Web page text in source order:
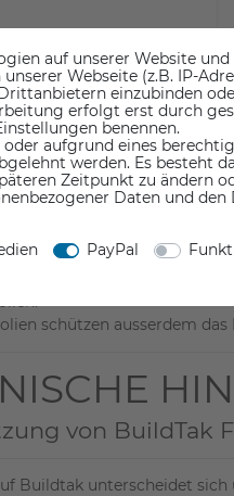
€
1-3 Werktage
besitzen eine
schützen ausserdem
von BuildTak
Buildtak unterscheidet
auf unserer Website
Webseite (z.B. IP-
einzubinden
erfolgt erst durch
benennen.
aufgrund eines
werden. Es besteht
Zeitpunkt zu ändern
Daten und den
PayPal